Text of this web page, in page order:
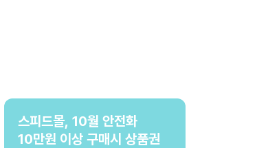
스피드몰, 10월 안전화
10만원 이상 구매시 상품권